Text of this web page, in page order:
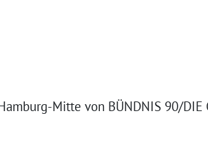
Mitte von BÜNDNIS 90/DIE